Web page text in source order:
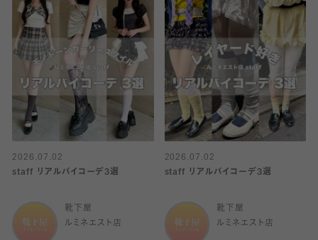
2026.07.02
staff リアルバイコーデ3選
靴下屋
ルミネエスト店
2026.07.02
staff リアルバイコーデ3選
靴下屋
ルミネエスト店